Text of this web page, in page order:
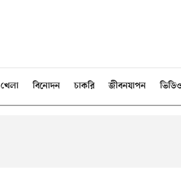
খেলা বিনোদন চাকরি জীবনযাপন